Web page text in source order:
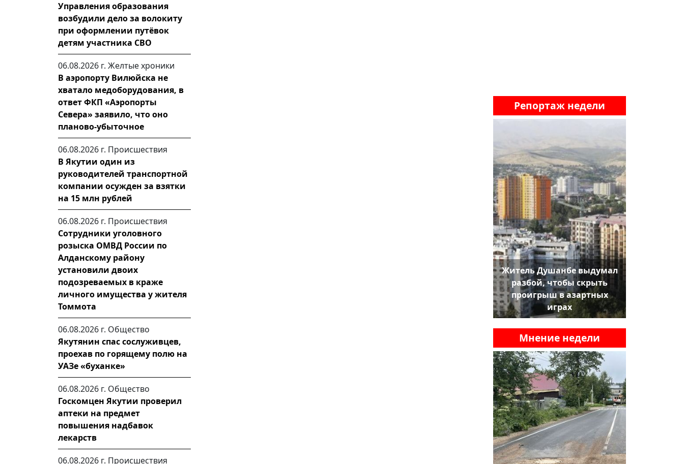
Управления образования
возбудили дело за волокиту
при оформлении путёвок
детям участника СВО
06.08.2026 г. Желтые хроники
В аэропорту Вилюйска не
хватало медоборудования, в
ответ ФКП «Аэропорты
Севера» заявило, что оно
планово-убыточное
06.08.2026 г. Происшествия
В Якутии один из
руководителей транспортной
компании осужден за взятки
на 15 млн рублей
06.08.2026 г. Происшествия
Сотрудники уголовного
розыска ОМВД России по
Алданскому району
установили двоих
подозреваемых в краже
личного имущества у жителя
Томмота
06.08.2026 г. Общество
Якутянин спас сослуживцев,
проехав по горящему полю на
УАЗе «буханке»
06.08.2026 г. Общество
Госкомцен Якутии проверил
аптеки на предмет
повышения надбавок
лекарств
06.08.2026 г. Происшествия
Репортаж недели
Житель Душанбе выдумал
разбой, чтобы скрыть
проигрыш в азартных
играх
Мнение недели